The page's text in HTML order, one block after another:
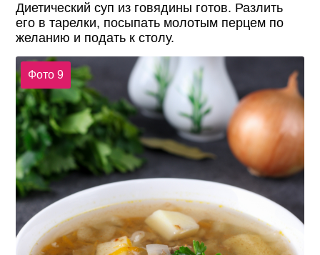
Диетический суп из говядины готов. Разлить
его в тарелки, посыпать молотым перцем по
желанию и подать к столу.
Фото 9